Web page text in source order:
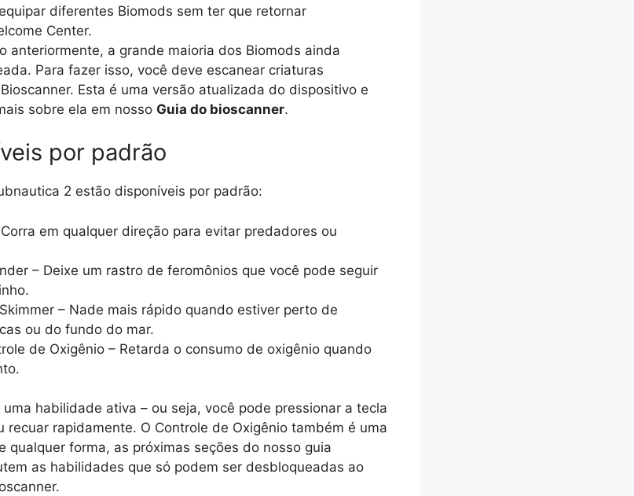
diferentes Biomods sem ter que retornar
Center.
anteriormente, a grande maioria dos Biomods ainda
Para fazer isso, você deve escanear criaturas
Esta é uma versão atualizada do dispositivo e
sobre ela em nosso Guia do bioscanner.
por padrão
2 estão disponíveis por padrão:
em qualquer direção para evitar predadores ou
– Deixe um rastro de feromônios que você pode seguir
– Nade mais rápido quando estiver perto de
ou do fundo do mar.
de Oxigênio – Retarda o consumo de oxigênio quando
habilidade ativa – ou seja, você pode pressionar a tecla
recuar rapidamente. O Controle de Oxigênio também é uma
qualquer forma, as próximas seções do nosso guia
as habilidades que só podem ser desbloqueadas ao